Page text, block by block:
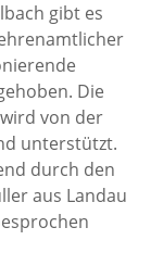
gibt es
Die
von der
unterstützt.
durch den
aus Landau